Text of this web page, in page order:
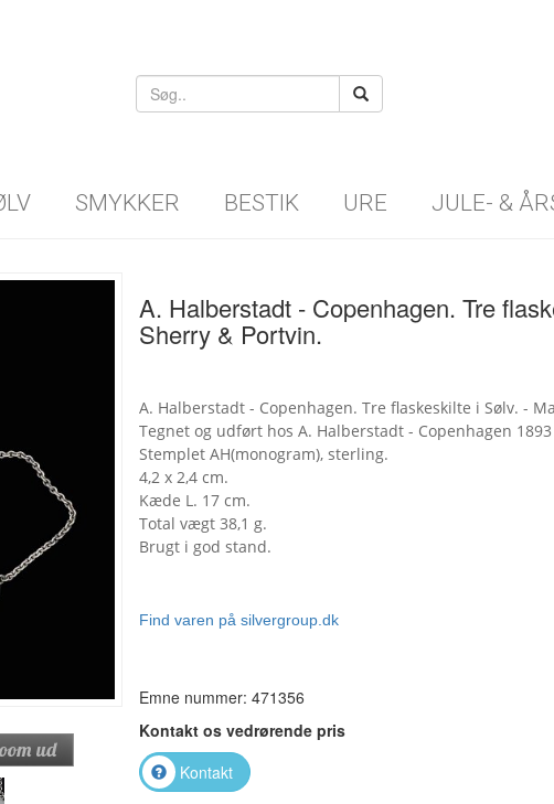
SMYKKER BESTIK URE JULE- &
A. Halberstadt - Copenhagen. Tre
Sherry & Portvin.
A. Halberstadt - Copenhagen. Tre flaskeskilte i Sølv. -
Tegnet og udført hos A. Halberstadt - Copenhagen 1893
Stemplet AH(monogram), sterling.
4,2 x 2,4 cm.
Kæde L. 17 cm.
Total vægt 38,1 g.
Brugt i god stand.
Find varen på silvergroup.dk
Emne nummer: 471356
Kontakt os vedrørende pris
Kontakt